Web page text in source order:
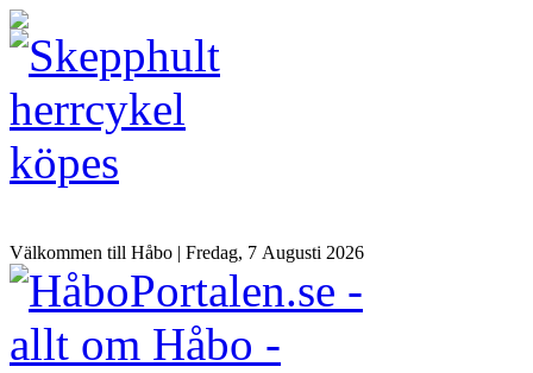
Välkommen till Håbo | Fredag, 7 Αugusti 2026